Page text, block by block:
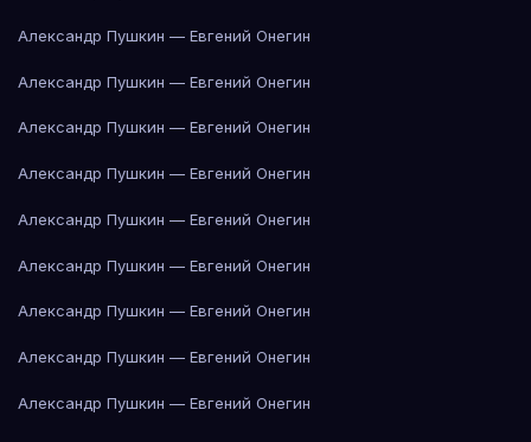
Александр Пушкин — Евгений Онегин
Александр Пушкин — Евгений Онегин
Александр Пушкин — Евгений Онегин
Александр Пушкин — Евгений Онегин
Александр Пушкин — Евгений Онегин
Александр Пушкин — Евгений Онегин
Александр Пушкин — Евгений Онегин
Александр Пушкин — Евгений Онегин
Александр Пушкин — Евгений Онегин